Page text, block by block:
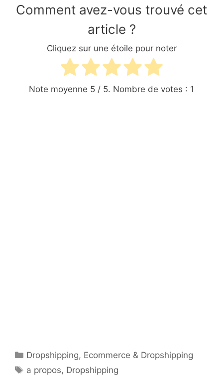
Comment avez-vous trouvé cet
article ?
Cliquez sur une étoile pour noter
Note moyenne 5 / 5. Nombre de votes : 1
Catégories
Dropshipping, Ecommerce & Dropshipping
Étiquettes
a propos, Dropshipping